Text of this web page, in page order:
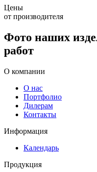
Цены
от производителя
Фото наших
работ
О компании
О нас
Портфолио
Дилерам
Контакты
Информация
Календарь
Продукция